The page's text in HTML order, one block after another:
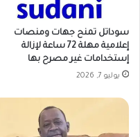
سوداتل تمنح جهات ومنصات
إعلامية مهلة 72 ساعة لإزالة
إستخدامات غير مصرح بها
يوليو 7, 2026